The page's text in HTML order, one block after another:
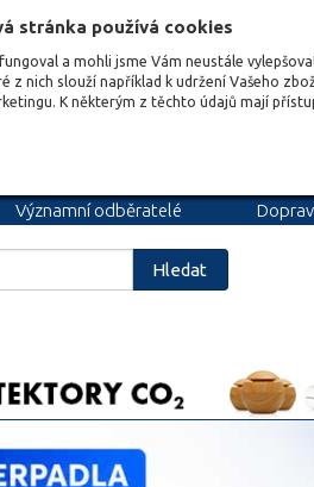
stránka používá cookies
a mohli jsme Vám neustále
z nich slouží například k udržení Vašeho
K některým z těchto údajů mají
Významní odběratelé
Hledat